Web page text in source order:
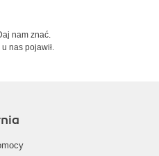
nam znać.
nas pojawił.